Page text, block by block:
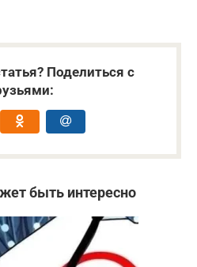
Поделиться с
быть интересно